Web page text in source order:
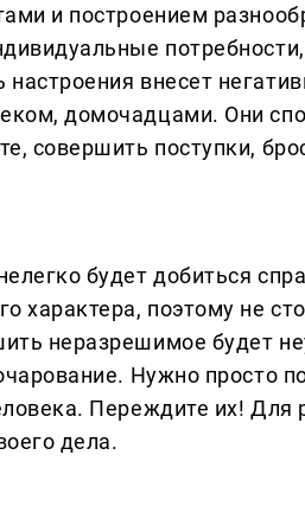
и построением
настроения внесет
домочадцами. Они
совершить поступки,
будет добиться
характера, поэтому не
неразрешимое будет
Нужно просто
Переждите их!
дела.